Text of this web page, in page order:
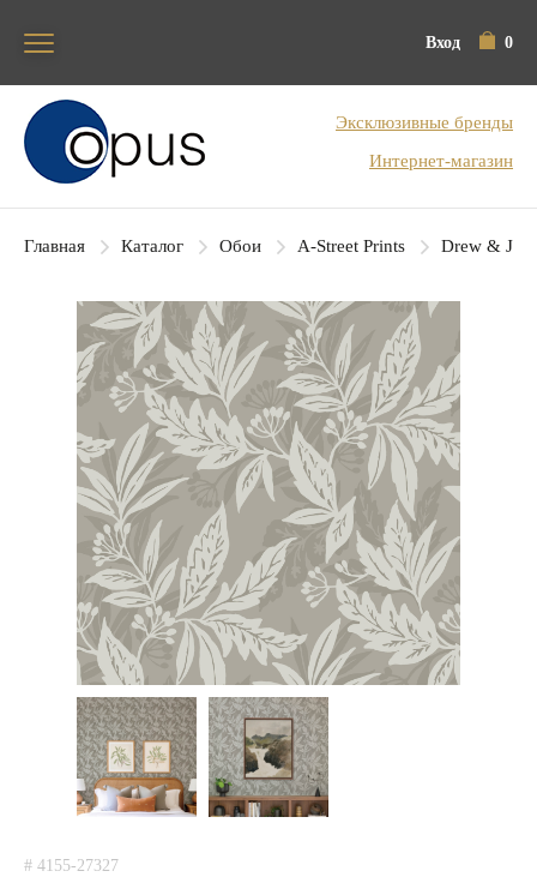
Вход 0
Блок поиска
Эксклюзивные бренды
Интернет-магазин
Главная Каталог Обои A-Street Prints Drew &
# 4155-27327